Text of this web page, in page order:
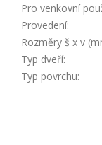
Pro venkovní
Provedení:
Rozměry š x v
Typ dveří:
Typ povrchu:
Z